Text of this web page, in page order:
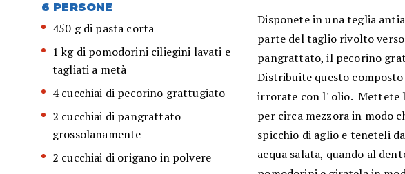
6 PERSONE
450 g di pasta corta
1 kg di pomodorini ciliegini lavati e
tagliati a metà
4 cucchiai di pecorino grattugiato
2 cucchiai di pangrattato
grossolanamente
2 cucchiai di origano in polvere
Disponete in una teglia
parte del taglio rivolto
pangrattato, il pecorino
Distribuite questo
irrorate con l' olio. Mettete
per circa mezzora in modo
spicchio di aglio e teneteli
acqua salata, quando al